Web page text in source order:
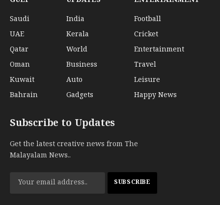
Saudi
UAE
Qatar
Oman
Kuwait
Bahrain
India
Kerala
World
Business
Auto
Gadgets
Football
Cricket
Entertainment
Travel
Leisure
Happy News
Subscribe to Updates
Get the latest creative news from The
Malayalam News..